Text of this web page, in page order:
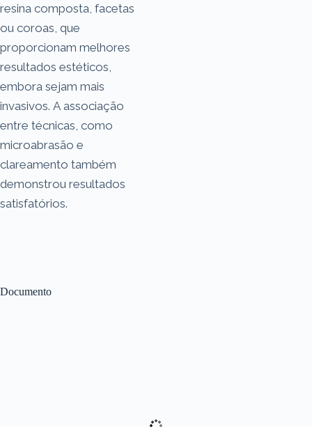
Documento
resina composta, facetas
ou coroas, que
proporcionam melhores
resultados estéticos,
embora sejam mais
invasivos. A associação
entre técnicas, como
microabrasão e
clareamento também
demonstrou resultados
satisfatórios.